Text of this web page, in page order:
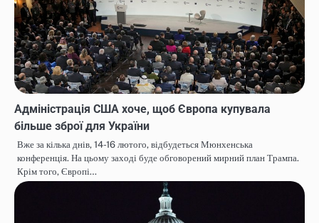
Адміністрація США хоче, щоб Європа купувала
більше зброї для України
Вже за кілька днів, 14-16 лютого, відбудеться Мюнхенська
конференція. На цьому заході буде обговорений мирний план Трампа.
Крім того, Європі…